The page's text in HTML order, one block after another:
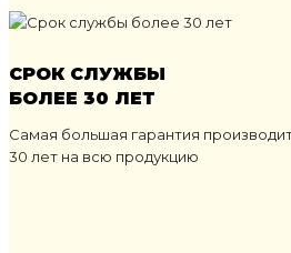
СРОК СЛУЖБЫ
БОЛЕЕ 30 ЛЕТ
Самая большая гарантия
30 лет на всю продукцию